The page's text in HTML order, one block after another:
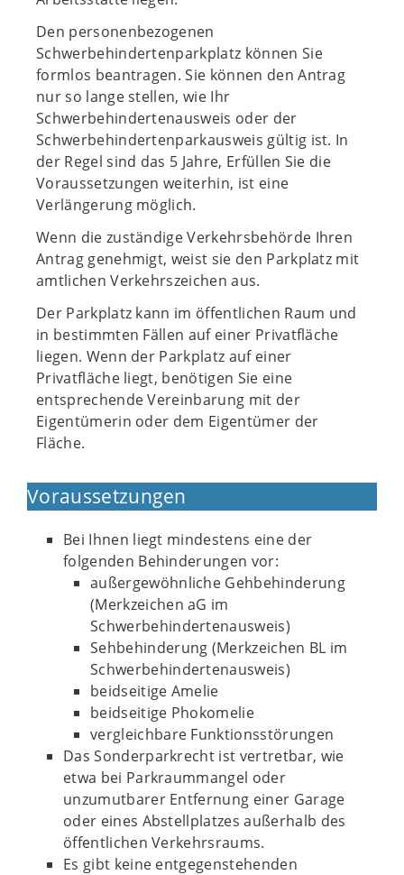
Den personenbezogenen
Schwerbehindertenparkplatz können Sie
formlos beantragen. Sie können den Antrag
nur so lange stellen, wie Ihr
Schwerbehindertenausweis oder der
Schwerbehindertenparkausweis gültig ist. In
der Regel sind das 5 Jahre, Erfüllen Sie die
Voraussetzungen weiterhin, ist eine
Verlängerung möglich.
Wenn die zuständige Verkehrsbehörde Ihren
Antrag genehmigt, weist sie den Parkplatz mit
amtlichen Verkehrszeichen aus.
Der Parkplatz kann im öffentlichen Raum und
in bestimmten Fällen auf einer Privatfläche
liegen. Wenn der Parkplatz auf einer
Privatfläche liegt, benötigen Sie eine
entsprechende Vereinbarung mit der
Eigentümerin oder dem Eigentümer der
Fläche.
Voraussetzungen
Bei Ihnen liegt mindestens eine der
folgenden Behinderungen vor:
außergewöhnliche Gehbehinderung
(Merkzeichen aG im
Schwerbehindertenausweis)
Sehbehinderung (Merkzeichen BL im
Schwerbehindertenausweis)
beidseitige Amelie
beidseitige Phokomelie
vergleichbare Funktionsstörungen
Das Sonderparkrecht ist vertretbar, wie
etwa bei Parkraummangel oder
unzumutbarer Entfernung einer Garage
oder eines Abstellplatzes außerhalb des
öffentlichen Verkehrsraums.
Es gibt keine entgegenstehenden